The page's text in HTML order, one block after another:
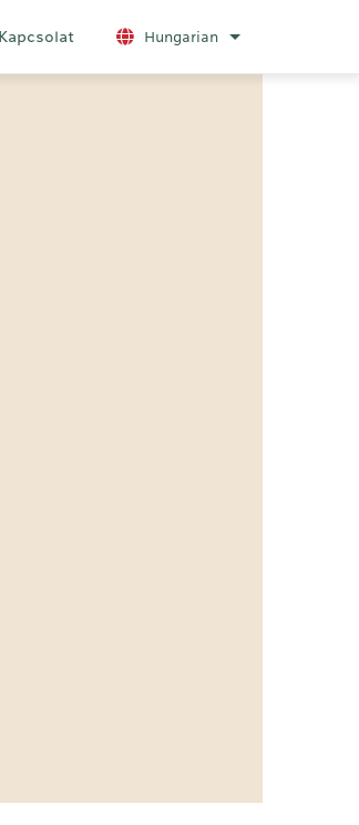
Kapcsolat Hungarian További nyelvek